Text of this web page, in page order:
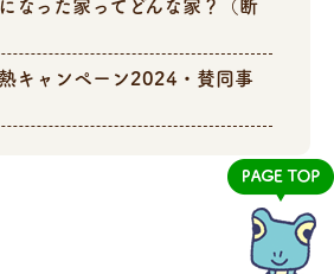
キャンペーン2024・賛同事